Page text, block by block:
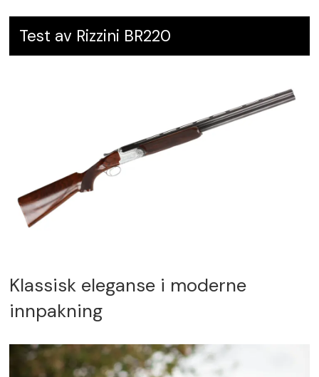
Test av Rizzini BR220
Klassisk eleganse i moderne
innpakning